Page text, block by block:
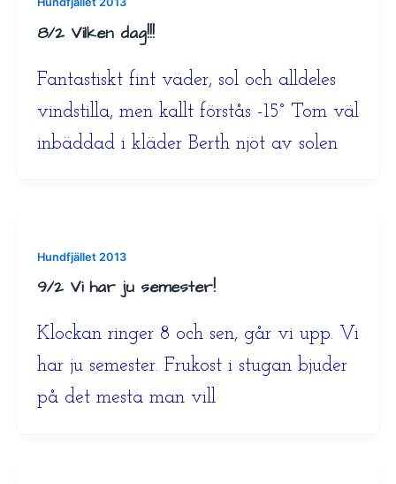
8/2 Vilken dag!!!
Fantastiskt fint väder, sol och alldeles
vindstilla, men kallt förstås -15° Tom väl
inbäddad i kläder Berth njöt av solen
Hundfjället 2013
9/2 Vi har ju semester!
Klockan ringer 8 och sen, går vi upp. Vi
har ju semester. Frukost i stugan bjuder
på det mesta man vill